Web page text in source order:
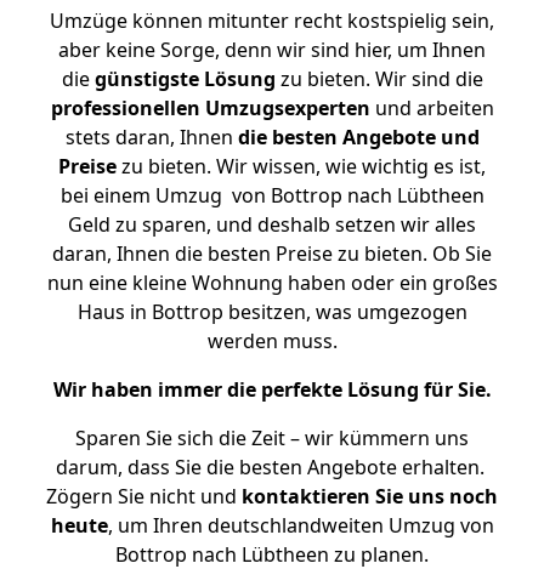
Umzüge können mitunter recht kostspielig sein,
aber keine Sorge, denn wir sind hier, um Ihnen
diegünstigste Lösung zu bieten. Wir sind die
professionellen Umzugsexperten und arbeiten
stets daran, Ihnen die besten Angebote und
Preisezu bieten. Wir wissen, wie wichtig es ist,
bei einem Umzug von Bottrop nach Lübtheen
Geld zu sparen, und deshalb setzen wir alles
daran, Ihnen die besten Preise zu bieten. Ob Sie
nun eine kleine Wohnung haben oder ein großes
Haus in Bottrop besitzen, was umgezogen
werden muss.
Wir haben immer die perfekte Lösung für Sie.
Sparen Sie sich die Zeit – wir kümmern uns
darum, dass Sie die besten Angebote erhalten.
Zögern Sie nicht und kontaktieren Sie uns noch
heute, um Ihren deutschlandweiten Umzug von
Bottrop nach Lübtheen zu planen.